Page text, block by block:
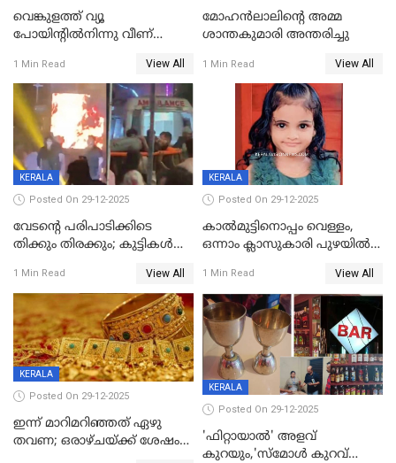
വെങ്കുളത്ത് വ്യൂ
പോയിന്റിൽനിന്നു വീണ്
1 Min Read View All
മോഹന്‍ലാലിന്‍റെ അമ്മ
ശാന്തകുമാരി അന്തരിച്ചു
1 Min Read View All
KERALA
Posted On 29-12-2025
വേടന്റെ പരിപാടിക്കിടെ
തിക്കും തിരക്കും; കുട്ടികള്‍
പരിക്ക്; പാളം മറികടന്ന
യുവാവ് ട്രെയിന്‍ തട്ടി മരിച്ചു
1 Min Read View All
KERALA
Posted On 29-12-2025
കാൽമുട്ടിനൊപ്പം വെള്ളം,
ഒന്നാം ക്ലാസുകാരി പുഴയിൽ
കുട്ടികൾക്കൊപ്പം
കളിക്കുന്നതിനിടെ
1 Min Read View All
KERALA
Posted On 29-12-2025
ഇന്ന് മാറിമറിഞ്ഞത് ഏഴു
തവണ; ഒരാഴ്ചയ്ക്ക് ശേഷം
KERALA
Posted On 29-12-2025
'ഫിറ്റായാൽ' അളവ്
കുറയും,'സ്‌മോൾ കുറവ്